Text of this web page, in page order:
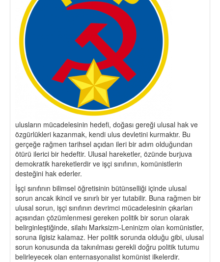
ulusların mücadelesinin hedefi, doğası gereği ulusal hak ve
özgürlükleri kazanmak, kendi ulus devletini kurmaktır. Bu
gerçeğe rağmen tarihsel açıdan ileri bir adım olduğundan
ötürü ilerici bir hedeftir. Ulusal hareketler, özünde burjuva
demokratik hareketlerdir ve işçi sınıfının, komünistlerin
desteğini hak ederler.
İşçi sınıfının bilimsel öğretisinin bütünselliği içinde ulusal
sorun ancak ikincil ve sınırlı bir yer tutabilir. Buna rağmen bir
ulusal sorun, işçi sınıfının devrimci mücadelesinin çıkarları
açısından çözümlenmesi gereken politik bir sorun olarak
belirginleştiğinde, silahı Marksizm-Leninizm olan komünistler,
soruna ilgisiz kalamaz. Her politik sorunda olduğu gibi, ulusal
sorun konusunda da takınılması gerekli doğru politik tutumu
belirleyecek olan enternasyonalist komünist ilkelerdir.